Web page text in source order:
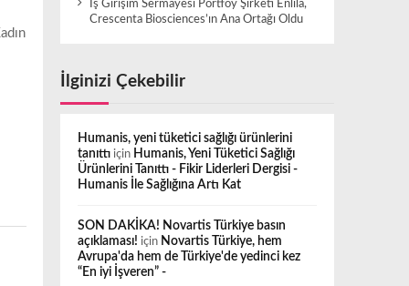
İş Girişim Sermayesi Portföy Şirketi Enlila,
Crescenta Biosciences’ın Ana Ortağı Oldu
İlginizi Çekebilir
Humanis, yeni tüketici sağlığı ürünlerini
tanıttıiçin Humanis, Yeni Tüketici Sağlığı
Ürünlerini Tanıttı - Fikir Liderleri Dergisi -
Humanis İle Sağlığına Artı Kat
SON DAKİKA! Novartis Türkiye basın
açıklaması! için Novartis Türkiye, hem
Avrupa'da hem de Türkiye'de yedinci kez
“En iyi İşveren” -